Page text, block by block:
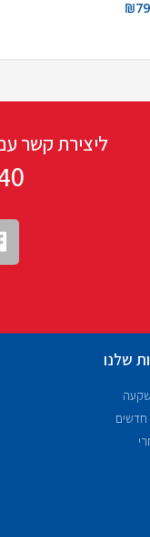
ליצירת קשר עם
שלנו
חדשים